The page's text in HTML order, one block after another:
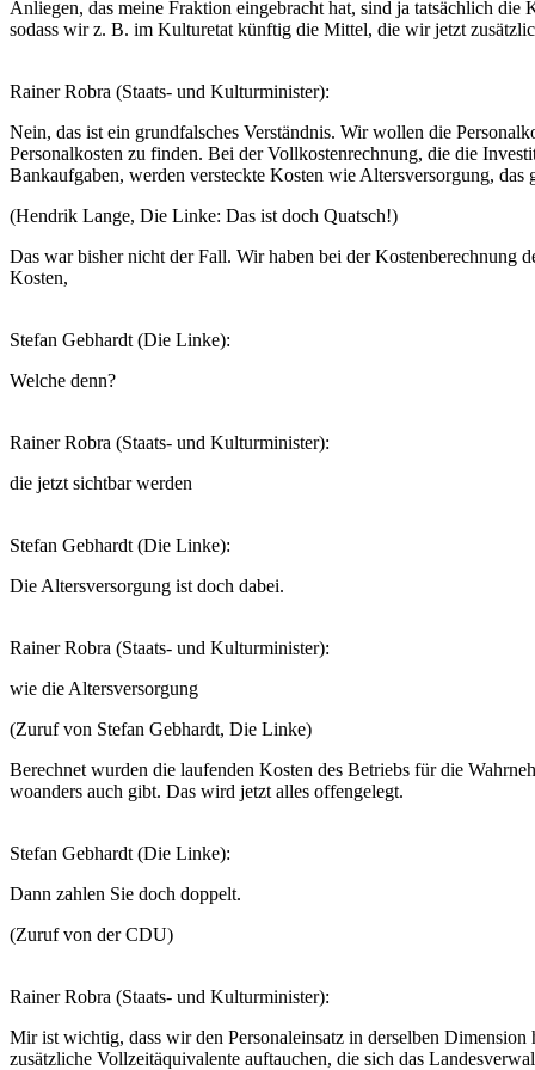
Anliegen, das meine Fraktion eingebracht hat, sind ja tatsächlich
sodass wir z. B. im Kulturetat künftig die Mittel, die wir jetzt
Rainer Robra (Staats- und Kulturminister):
Nein, das ist ein grundfalsches Verständnis. Wir wollen die
Personalkosten zu finden. Bei der Vollkostenrechnung, die die
Bankaufgaben, werden versteckte Kosten wie Altersversorgung,
(Hendrik Lange, Die Linke: Das ist doch Quatsch!)
Das war bisher nicht der Fall. Wir haben bei der Kostenberechnung
Kosten,
Stefan Gebhardt (Die Linke):
Welche denn?
Rainer Robra (Staats- und Kulturminister):
die jetzt sichtbar werden
Stefan Gebhardt (Die Linke):
Die Altersversorgung ist doch dabei.
Rainer Robra (Staats- und Kulturminister):
wie die Altersversorgung
(Zuruf von Stefan Gebhardt, Die Linke)
Berechnet wurden die laufenden Kosten des Betriebs für die
woanders auch gibt. Das wird jetzt alles offengelegt.
Stefan Gebhardt (Die Linke):
Dann zahlen Sie doch doppelt.
(Zuruf von der CDU)
Rainer Robra (Staats- und Kulturminister):
Mir ist wichtig, dass wir den Personaleinsatz in derselben
zusätzliche Vollzeitäquivalente auftauchen, die sich das